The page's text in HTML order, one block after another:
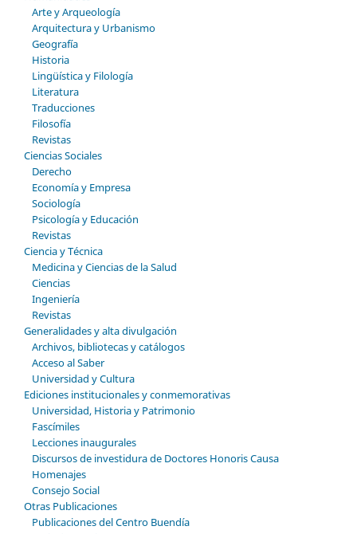
Arte y Arqueología
Arquitectura y Urbanismo
Geografía
Historia
Lingüística y Filología
Literatura
Traducciones
Filosofía
Revistas
Ciencias Sociales
Derecho
Economía y Empresa
Sociología
Psicología y Educación
Revistas
Ciencia y Técnica
Medicina y Ciencias de la Salud
Ciencias
Ingeniería
Revistas
Generalidades y alta divulgación
Archivos, bibliotecas y catálogos
Acceso al Saber
Universidad y Cultura
Ediciones institucionales y conmemorativas
Universidad, Historia y Patrimonio
Fascímiles
Lecciones inaugurales
Discursos de investidura de Doctores Honoris Causa
Homenajes
Consejo Social
Otras Publicaciones
Publicaciones del Centro Buendía